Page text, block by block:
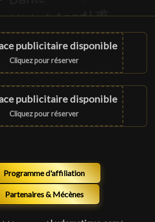
publicitaire disponible
Cliquez pour réserver
publicitaire disponible
Cliquez pour réserver
Programme d'affiliation
Partenaires & Mécènes